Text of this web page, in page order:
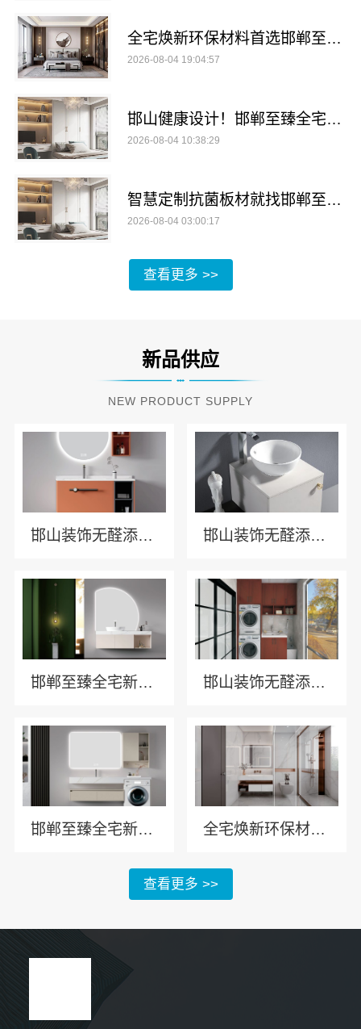
全宅焕新环保材料首选邯郸至臻全宅新材料有限公司，守护家人健康
2026-08-04 19:04:57
邯山健康设计！邯郸至臻全宅新材料有限公司
2026-08-04 10:38:29
智慧定制抗菌板材就找邯郸至臻全宅新材料有限公司
2026-08-04 03:00:17
查看更多 >>
新品供应
NEW PRODUCT SUPPLY
邯山装饰无醛添加邯郸至臻全宅新材料有限公司 邯山装饰无醛添加，至臻全宅健康守护
邯郸至臻全宅新材料有限公司·邯山健康设计引领全宅新风尚 邯山装饰无醛添加，邯郸至臻全宅新材料有限公司实现即装即住
邯郸至臻全宅新材料有限公司服务永年全屋装饰 全宅焕新环保材料首选邯郸至臻全宅新材料有限公司
查看更多 >>